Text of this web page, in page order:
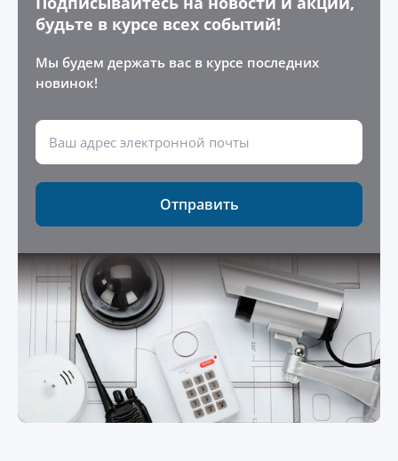
будьте в курсе всех событий!
Мы будем держать вас в курсе последних
новинок!
Отправить